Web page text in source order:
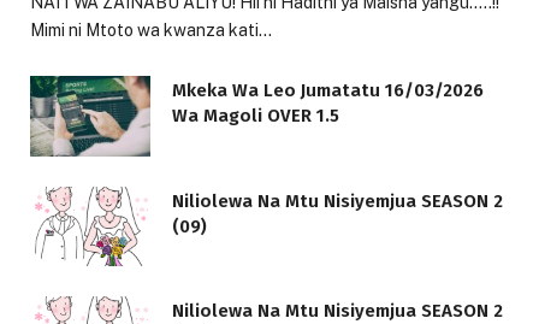
Mimi ni Mtoto wa kwanza kati…
Mkeka Wa Leo Jumatatu 16/03/2026
Wa Magoli OVER 1.5
Niliolewa Na Mtu Nisiyemjua SEASON 2
(09)
Niliolewa Na Mtu Nisiyemjua SEASON 2